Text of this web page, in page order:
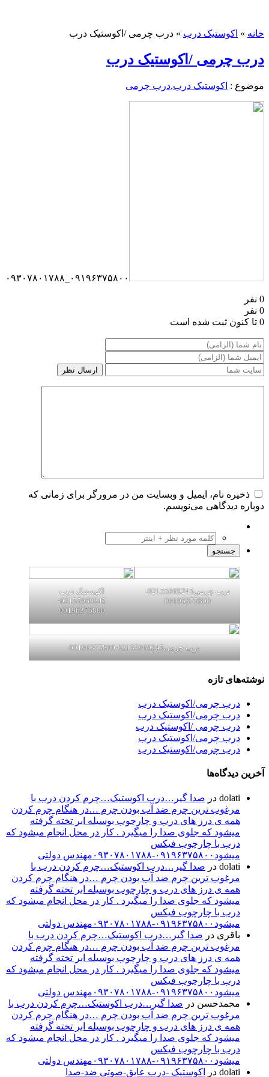
خانه » اکوستیک درب » درب چرمی /اکوستیک درب
درب چرمی /اکوستیک درب
موضوع : اکوستیک درب,درب چرمی
۰۹۱۹۶۳۷۵۸۰۰_۰۹۳۰۷۸۰۱۷۸۸
0 نفر
0 نفر
0 تا کنون ثبت شده است
ذخیره نام، ایمیل و وبسایت من در مرورگر برای زمانی که
دوباره دیدگاهی می‌نویسم.
درب چرمی02155969245-
09196375800
اکوستیک درب
02155969245-
09196375800
درب چرمی02155969245-09196375800
نوشته‌های تازه
درب چرمی/اکوستیک درب
درب چرمی/اکوستیک درب
درب چرمی /اکوستیک درب
درب چرمی/اکوستیک درب
درب چرمی/اکوستیک درب
آخرین دیدگاه‌ها
dolati در صدا گیر…درب اکوستیک…چرم کردن درب با
مرغوب ترین چرم ضد آب بودن چرم …در هنگام چرم کردن
همه ی درز های درب و چارچوب بوسیله ابر تخته گرفته
میشود که جلوی صدا را میگیرد . کار در محل انجام میشود که
درب با چارچوب فیکس
میشود۰۹۱۹۶۳۷۵۸۰۰-۰۹۳۰۷۸۰۱۷۸۸مهندس دولتی
dolati در صدا گیر…درب اکوستیک…چرم کردن درب با
مرغوب ترین چرم ضد آب بودن چرم …در هنگام چرم کردن
همه ی درز های درب و چارچوب بوسیله ابر تخته گرفته
میشود که جلوی صدا را میگیرد . کار در محل انجام میشود که
درب با چارچوب فیکس
میشود۰۹۱۹۶۳۷۵۸۰۰-۰۹۳۰۷۸۰۱۷۸۸مهندس دولتی
باقری در صدا گیر…درب اکوستیک…چرم کردن درب با
مرغوب ترین چرم ضد آب بودن چرم …در هنگام چرم کردن
همه ی درز های درب و چارچوب بوسیله ابر تخته گرفته
میشود که جلوی صدا را میگیرد . کار در محل انجام میشود که
درب با چارچوب فیکس
میشود۰۹۱۹۶۳۷۵۸۰۰-۰۹۳۰۷۸۰۱۷۸۸مهندس دولتی
محمدحسن در صدا گیر…درب اکوستیک…چرم کردن درب با
مرغوب ترین چرم ضد آب بودن چرم …در هنگام چرم کردن
همه ی درز های درب و چارچوب بوسیله ابر تخته گرفته
میشود که جلوی صدا را میگیرد . کار در محل انجام میشود که
درب با چارچوب فیکس
میشود۰۹۱۹۶۳۷۵۸۰۰-۰۹۳۰۷۸۰۱۷۸۸مهندس دولتی
dolati در اکوستیک -درب عایق-صوتی ضد-صدا